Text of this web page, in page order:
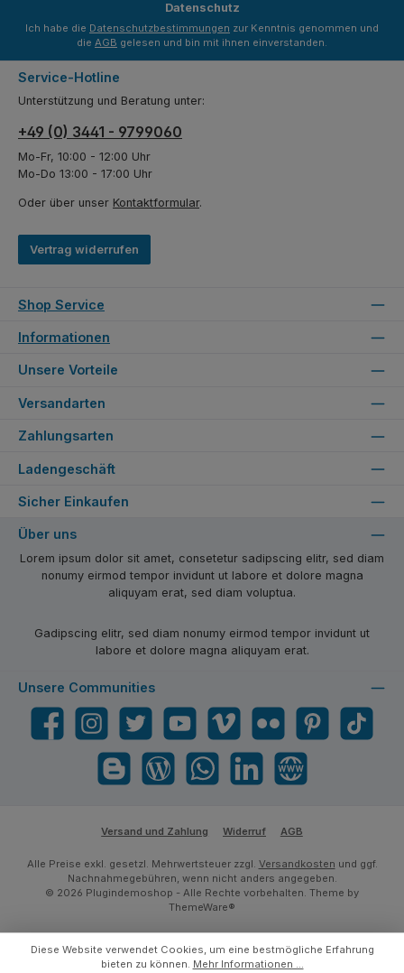
Datenschutz
Ich habe die Datenschutzbestimmungen zur Kenntnis genommen und
die AGB gelesen und bin mit ihnen einverstanden.
Service-Hotline
Unterstützung und Beratung unter:
+49 (0) 3441 - 9799060
Mo-Fr, 10:00 - 12:00 Uhr
Mo-Do 13:00 - 17:00 Uhr
Oder über unser Kontaktformular.
Vertrag widerrufen
Shop Service
Informationen
Unsere Vorteile
Versandarten
Zahlungsarten
Ladengeschäft
Sicher Einkaufen
Über uns
Lorem ipsum dolor sit amet, consetetur sadipscing elitr, sed diam
nonumy eirmod tempor invidunt ut labore et dolore magna
aliquyam erat, sed diam voluptua.
Gadipscing elitr, sed diam nonumy eirmod tempor invidunt ut
labore et dolore magna aliquyam erat.
Unsere Communities
FacebookInstagram Twitter YouTube Vimeo Flickr Pinterest TikTok
Blogger Blog WhatsApp Website
Versand und Zahlung Widerruf AGB
Alle Preise exkl. gesetzl. Mehrwertsteuer zzgl. Versandkosten und ggf.
Nachnahmegebühren, wenn nicht anders angegeben.
© 2026 Plugindemoshop - Alle Rechte vorbehalten. Theme by
ThemeWare®
Diese Website verwendet Cookies, um eine bestmögliche Erfahrung
bieten zu können. Mehr Informationen ...